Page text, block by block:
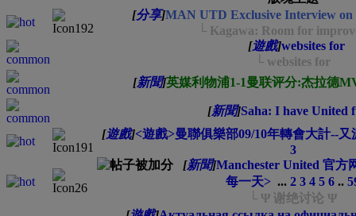
[分享]MAN UTD Exclusive Interview on
└ Kagawa: Room for
[遊戲]websites for
└ websites for
[新聞]英媒利物浦1-1曼联评分:杰拉德
[新聞]Saha: I have United
[遊戲]<遊戲>曼聯俱樂部09/10年轉會大計--
3
[新聞]Manchester United 官方
每一天> ... 2 3 4 5 6 ..
└ Ψ 谢绝讨论 Ψ